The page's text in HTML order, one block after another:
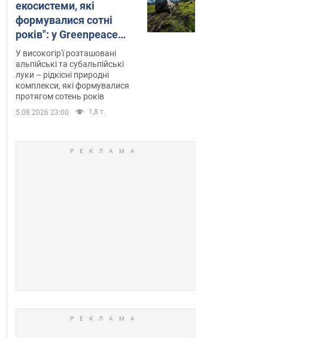
екосистеми, які
формувалися сотні
років": у Greenpeace
забили на сполох
У високогір'ї розташовані
альпійські та субальпійські
луки – рідкісні природні
комплекси, які формувалися
протягом сотень років
5.08.2026 23:00 1,8 т.